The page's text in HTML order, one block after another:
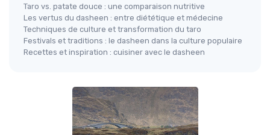
Taro vs. patate douce : une comparaison nutritive
Les vertus du dasheen : entre diététique et médecine
Techniques de culture et transformation du taro
Festivals et traditions : le dasheen dans la culture populaire
Recettes et inspiration : cuisiner avec le dasheen